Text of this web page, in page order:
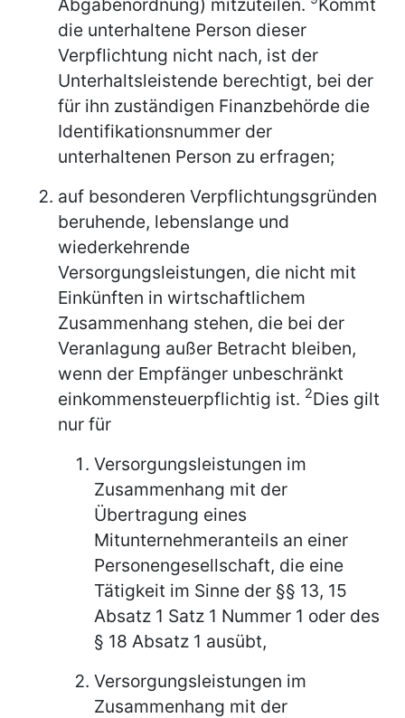
die unterhaltene Person dieser
Verpflichtung nicht nach, ist der
Unterhaltsleistende berechtigt, bei der
für ihn zuständigen Finanzbehörde die
Identifikationsnummer der
unterhaltenen Person zu erfragen;
auf besonderen Verpflichtungsgründen
beruhende, lebenslange und
wiederkehrende
Versorgungsleistungen, die nicht mit
Einkünften in wirtschaftlichem
Zusammenhang stehen, die bei der
Veranlagung außer Betracht bleiben,
wenn der Empfänger unbeschränkt
einkommensteuerpflichtig ist. 2Dies gilt
nur für
Versorgungsleistungen im
Zusammenhang mit der
Übertragung eines
Mitunternehmeranteils an einer
Personengesellschaft, die eine
Tätigkeit im Sinne der §§ 13, 15
Absatz 1 Satz 1 Nummer 1 oder des
§ 18 Absatz 1 ausübt,
Versorgungsleistungen im
Zusammenhang mit der